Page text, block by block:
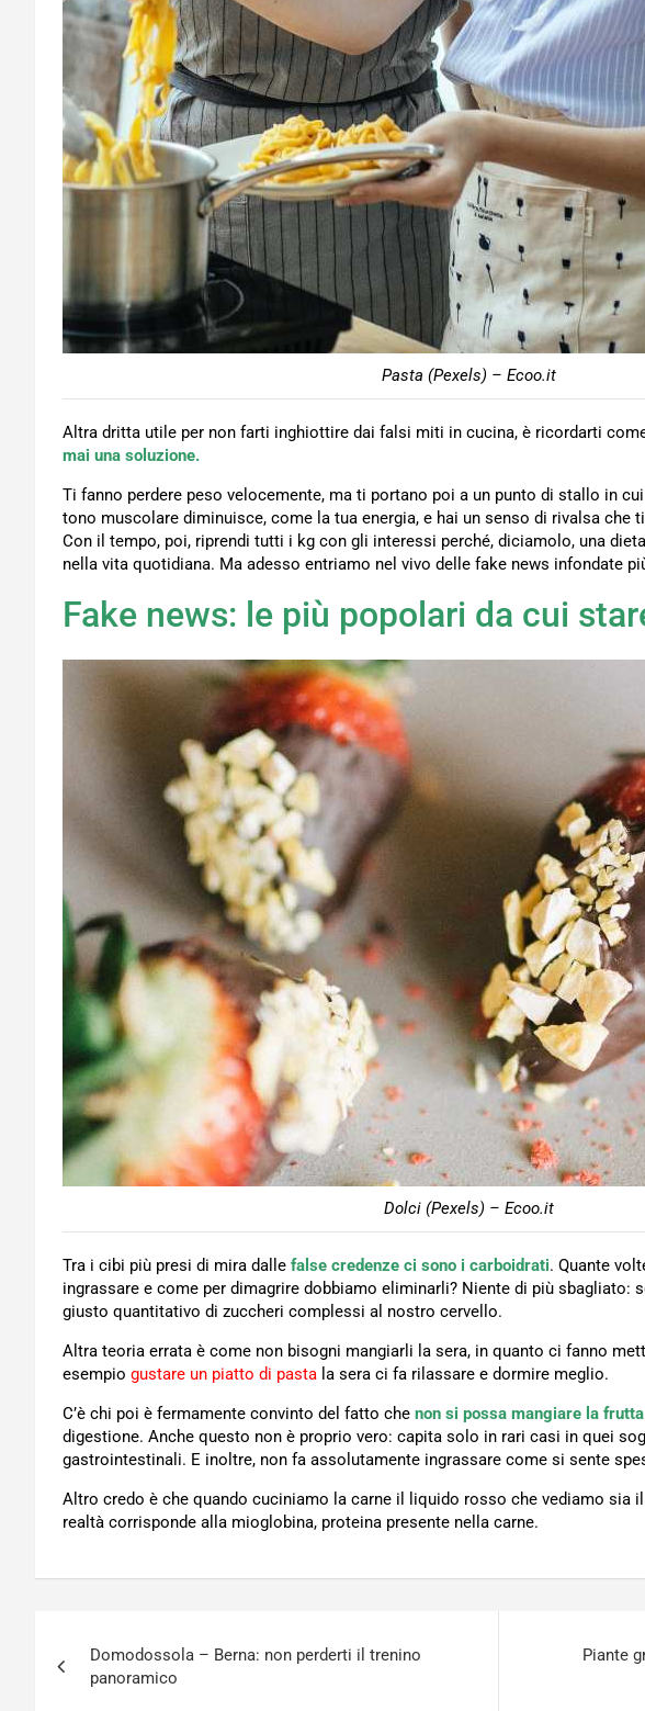
Pasta (Pexels) – Ecoo.it
Altra dritta utile per non farti inghiottire dai falsi miti in cucina, è ricordarti
mai una soluzione.
Ti fanno perdere peso velocemente, ma ti portano poi a un punto di stallo in
tono muscolare diminuisce, come la tua energia, e hai un senso di rivalsa che
Con il tempo, poi, riprendi tutti i kg con gli interessi perché, diciamolo, una
nella vita quotidiana. Ma adesso entriamo nel vivo delle fake news infondate
Fake news: le più popolari da cui
Dolci (Pexels) – Ecoo.it
Tra i cibi più presi di mira dalle false credenze ci sono i carboidrati. Quante
ingrassare e come per dimagrire dobbiamo eliminarli? Niente di più sbagliato:
giusto quantitativo di zuccheri complessi al nostro cervello.
Altra teoria errata è come non bisogni mangiarli la sera, in quanto ci fanno
esempio gustare un piatto di pasta la sera ci fa rilassare e dormire meglio.
C’è chi poi è fermamente convinto del fatto che non si possa mangiare la
digestione. Anche questo non è proprio vero: capita solo in rari casi in quei
gastrointestinali. E inoltre, non fa assolutamente ingrassare come si sente
Altro credo è che quando cuciniamo la carne il liquido rosso che vediamo sia
realtà corrisponde alla mioglobina, proteina presente nella carne.
articoli
Domodossola – Berna: non perderti il trenino
panoramico
Piante